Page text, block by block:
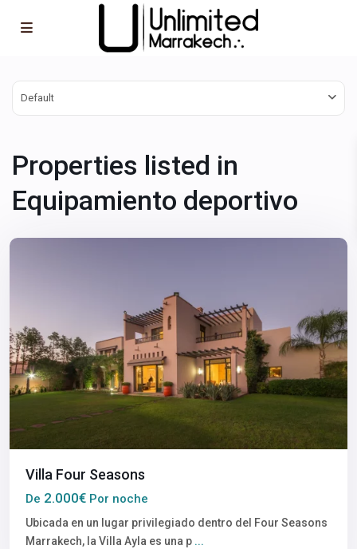
Default
Properties listed in
Equipamiento deportivo
Villa Four Seasons
De 2.000€ Por noche
Ubicada en un lugar privilegiado dentro del Four Seasons
Marrakech, la Villa Ayla es una p ...